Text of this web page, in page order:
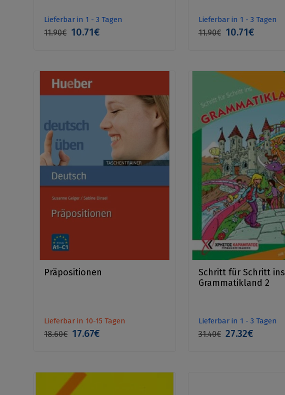
Lieferbar in 1 - 3 Tagen
11.90€ 10.71€
Lieferbar in 1 - 3 Tagen
11.90€ 10.71€
Präpositionen
Lieferbar in 10-15 Tagen
18.60€ 17.67€
Schritt für Schritt ins
Grammatikland 2
Lieferbar in 1 - 3 Tagen
31.40€ 27.32€